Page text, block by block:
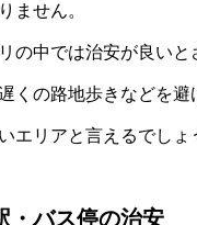
ません。
の中では治安が良いと
くの路地歩きなどを避
エリアと言えるでしょ
・バス停の治安